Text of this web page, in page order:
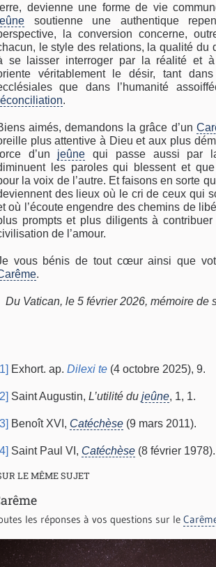
devienne une forme de vie
soutienne une authentique
la conversion concerne,
le style des relations, la qualité du
se laisser interroger par la réalité et
véritablement le désir, tant
que dans l’humanité
.
aimés, demandons la grâce d’un
plus attentive à Dieu et aux plus
d’un jeûne qui passe aussi par
les paroles qui blessent et que
la voix de l’autre. Et faisons en sorte
des lieux où le cri de ceux qui
où l’écoute engendre des chemins de
prompts et plus diligents à
de l’amour.
vous bénis de tout cœur ainsi que
.
Du Vatican, le 5 février 2026, mémoire de
Exhort. ap. Dilexi te (4 octobre 2025), 9.
Saint Augustin, L’utilité du jeûne, 1, 1.
Benoît XVI, Catéchèse (9 mars 2011).
Saint Paul VI, Catéchèse (8 février 1978).
LE MÊME SUJET
les réponses à vos questions sur le